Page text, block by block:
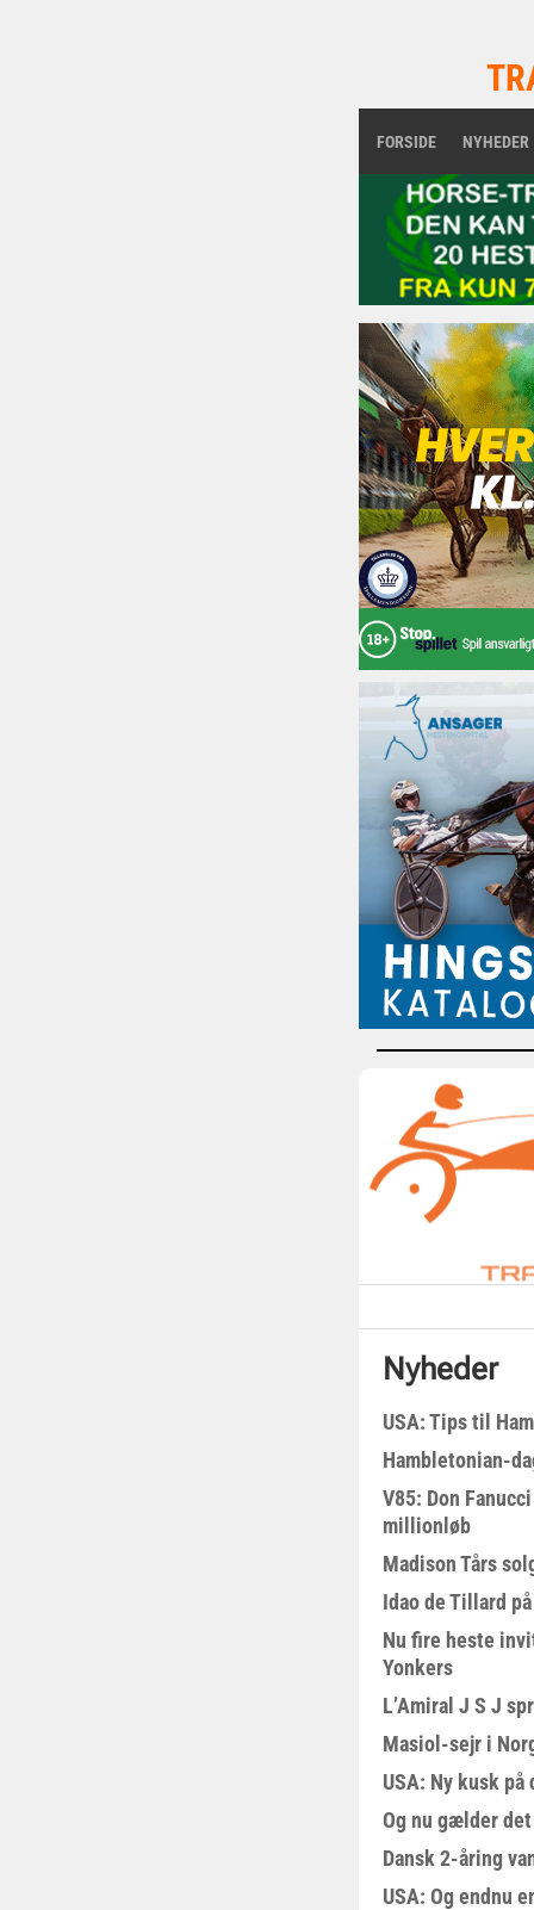
FORSIDE NYHEDER
Nyheder
USA: Tips til
Hambletonian-
V85: Don
millionløb
Madison Tårs
Idao de Tillard
Nu fire heste
Yonkers
L’Amiral J S J
Masiol-sejr i
USA: Ny kusk på
Og nu gælder
Dansk 2-åring
USA: Og endnu